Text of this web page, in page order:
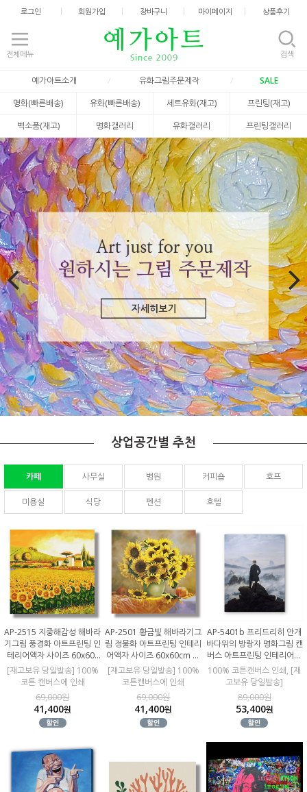
로그인 회원가입 장바구니 마이페이지 상품후기
전체메뉴 검색
예가아트소개 유화그림주문제작
SALE
명화(빠른배송)
유화(빠른배송) 세트유화(재고)
프린팅(재고)
벽소품(재고)
명화갤러리 유화갤러리 프린팅갤러리
상업공간별 추천
카페 사무실 병원 커피숍 호프
미용실 식당 펜션 호텔
AP-2515 지중해감성 해바라
기그림 풍경화 아트프린팅 인
테리어액자 사이즈 60x60c
m 인쇄한 캔버스판넬
[재고보유 당일발송] 100%
코튼 캔버스에 인쇄
69,000원
41,400원
AP-2501 황금빛 해바라기그
림 정물화 아트프린팅 인테리
어액자 사이즈 60x60cm 인
쇄한 캔버스판넬
[재고보유 당일발송] 100%
코튼캔버스에 인쇄
69,000원
41,400원
AP-5401b 프리드리히 안개
바다위의 방랑자 명화그림 캔
버스 아트프린팅 인테리어액
자 사이즈 60x80cm
100% 코튼캔버스 인쇄, [재
고보유 당일발송]
89,000원
53,400원